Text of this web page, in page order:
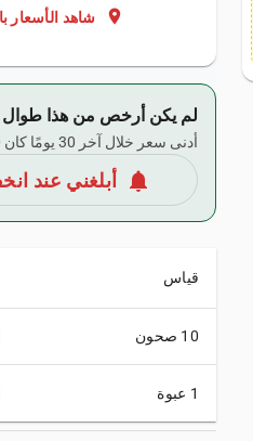
location_on شاهد الأسعار
لم يكن أرخص من هذا طوال
أدنى سعر خلال آخر 30 يومًا كان ‏15.90 ₪.
notifications أبلغني عند
قياس
10 صحون
1 عبوة